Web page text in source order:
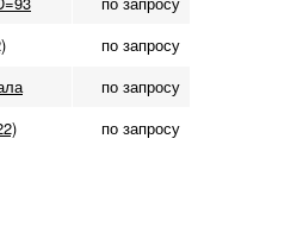
по запросу
по запросу
по запросу